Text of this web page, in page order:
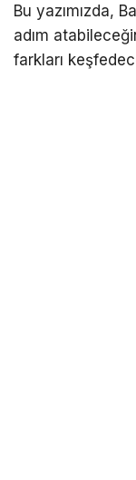
Bu yazımızda,
adım
farkları